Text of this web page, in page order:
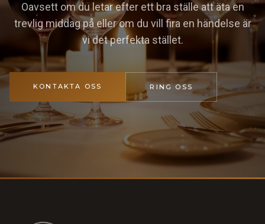
Oavsett om du letar efter ett bra ställe att äta en
trevlig middag på eller om du vill fira en händelse är
vi det perfekta stället.
KONTAKTA OSS RING OSS